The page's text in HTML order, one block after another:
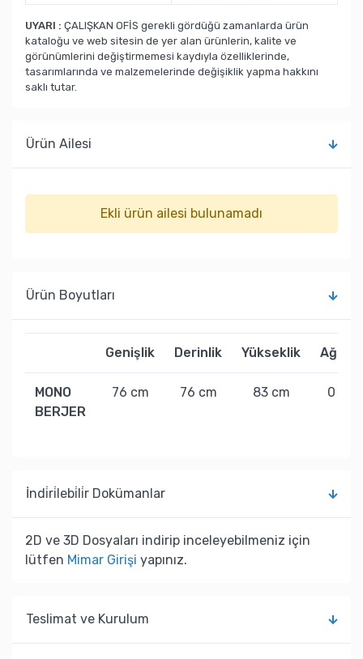
UYARI : ÇALIŞKAN OFİS gerekli gördüğü zamanlarda ürün
kataloğu ve web sitesin de yer alan ürünlerin, kalite ve
görünümlerini değiştirmemesi kaydıyla özelliklerinde,
tasarımlarında ve malzemelerinde değişiklik yapma hakkını
saklı tutar.
Ürün Ailesi
Ekli ürün ailesi bulunamadı
Ürün Boyutları
Genişlik Derinlik Yükseklik Ağırlık
MONO
BERJER
76 cm 76 cm 83 cm 0 kg
İndi̇ri̇lebi̇li̇r Dokümanlar
2D ve 3D Dosyaları indirip inceleyebilmeniz için
lütfen Mimar Girişi yapınız.
Teslimat ve Kurulum